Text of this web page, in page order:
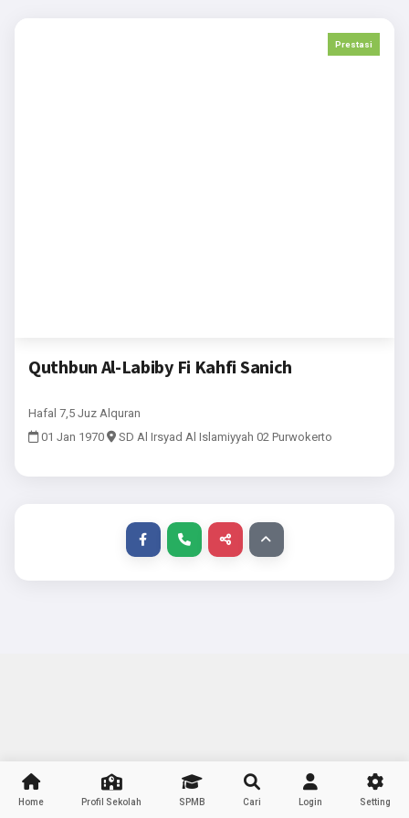
Home Profil Sekolah SPMB Cari Login Setting
Prestasi
Quthbun Al-Labiby Fi Kahfi Sanich
Hafal 7,5 Juz Alquran
01 Jan 1970
SD Al Irsyad Al Islamiyyah 02 Purwokerto